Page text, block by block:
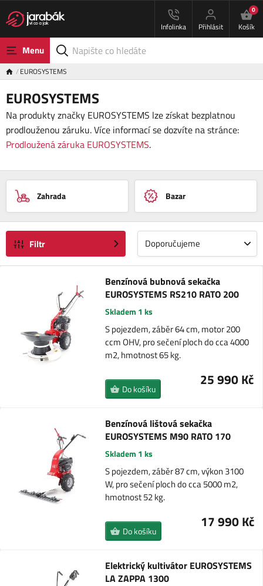
Infolinka Přihlásit
0
Košík
Menu
EUROSYSTEMS
EUROSYSTEMS
Na produkty značky EUROSYSTEMS lze získat bezplatnou
prodlouženou záruku. Více informací se dozvíte na stránce:
Prodloužená záruka EUROSYSTEMS.
Zahrada Bazar
Filtr Doporučujeme
Benzínová bubnová sekačka
EUROSYSTEMS RS210 RATO 200
Skladem 1 ks
S pojezdem, záběr 64 cm, motor 200
ccm OHV, pro sečení ploch do cca 4000
m2, hmotnost 65 kg.
25 990 Kč
Do košíku
Benzínová lištová sekačka
EUROSYSTEMS M90 RATO 170
Skladem 1 ks
S pojezdem, záběr 87 cm, výkon 3100
W, pro sečení ploch do cca 5000 m2,
hmotnost 52 kg.
17 990 Kč
Do košíku
Elektrický kultivátor EUROSYSTEMS
LA ZAPPA 1300